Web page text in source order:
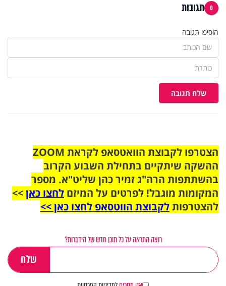
0 תגובות
הוסיפו תגובה
שלח תגובה
הצטרפו לקבוצת הוואטסאפ לקראת ZOOM
ההשקה שיתקיים בתחילת השבוע הקרוב
בהשתתפות הרה"ג זמיר כהן שליט"א. מספר
המקומות מוגבל! לפרטים על המיזם לחצו כאן>>
להצטרפותלקבוצת הווטסאפ לחצו כאן >>
רוצה התראה על כל תוכן חדש של הידברות?